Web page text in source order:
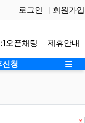
로그인 회원가입
오픈채팅 제휴안내
신청 사